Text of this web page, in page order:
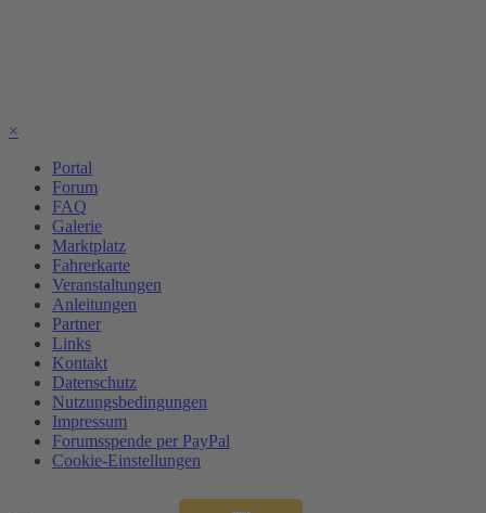
×
Portal
Forum
FAQ
Galerie
Marktplatz
Fahrerkarte
Veranstaltungen
Anleitungen
Partner
Links
Kontakt
Datenschutz
Nutzungsbedingungen
Impressum
Forumsspende per PayPal
Cookie-Einstellungen